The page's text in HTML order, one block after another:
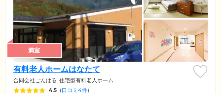
満室
有料老人ホームはなたて
合同会社ごんはる 住宅型有料老人ホーム
4.5 (口コミ4件)